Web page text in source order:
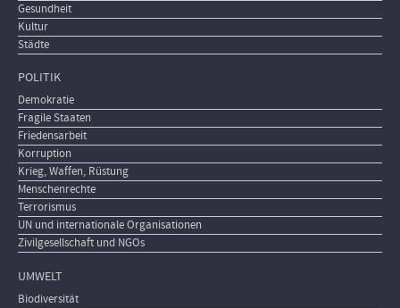
Gesundheit
Kultur
Städte
POLITIK
Demokratie
Fragile Staaten
Friedensarbeit
Korruption
Krieg, Waffen, Rüstung
Menschenrechte
Terrorismus
UN und internationale Organisationen
Zivilgesellschaft und NGOs
UMWELT
Biodiversität